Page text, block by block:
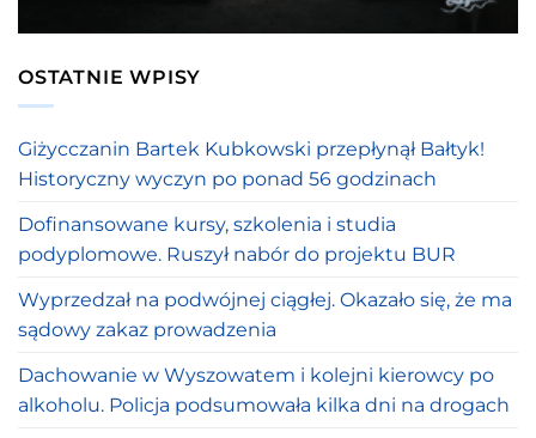
OSTATNIE WPISY
Giżycczanin Bartek Kubkowski przepłynął Bałtyk!
Historyczny wyczyn po ponad 56 godzinach
Dofinansowane kursy, szkolenia i studia
podyplomowe. Ruszył nabór do projektu BUR
Wyprzedzał na podwójnej ciągłej. Okazało się, że ma
sądowy zakaz prowadzenia
Dachowanie w Wyszowatem i kolejni kierowcy po
alkoholu. Policja podsumowała kilka dni na drogach